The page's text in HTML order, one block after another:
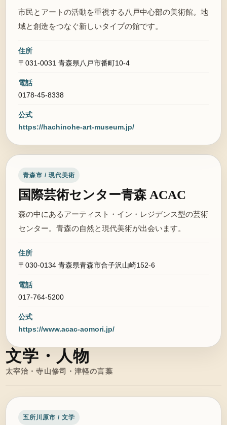
市民とアートの活動を重視する八戸中心部の美術館。地
域と創造をつなぐ新しいタイプの館です。
住所
〒031-0031 青森県八戸市番町10-4
電話
0178-45-8338
公式
https://hachinohe-art-museum.jp/
青森市 / 現代美術
国際芸術センター青森 ACAC
森の中にあるアーティスト・イン・レジデンス型の芸術
センター。青森の自然と現代美術が出会います。
住所
〒030-0134 青森県青森市合子沢山崎152-6
電話
017-764-5200
公式
https://www.acac-aomori.jp/
文学・人物
太宰治・寺山修司・津軽の言葉
五所川原市 / 文学